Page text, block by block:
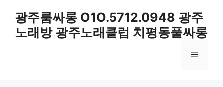
광주룸싸롱 O1O.5712.0948 광주
노래방 광주노래클럽 치평동풀싸롱
메